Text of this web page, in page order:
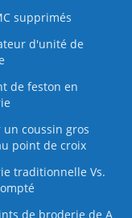
supprimés
d'unité de
de feston en
un coussin gros
point de croix
traditionnelle Vs.
de broderie de A